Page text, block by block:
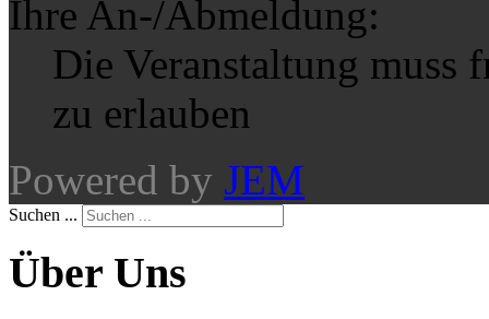
Ihre An-/Abmeldung:
Die Veranstaltung muss
zu erlauben
Powered by JEM
Suchen ...
Über Uns